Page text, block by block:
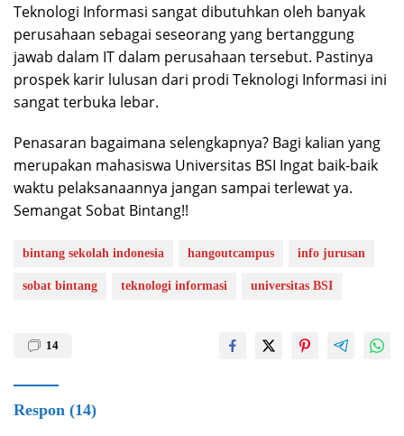
Teknologi Informasi sangat dibutuhkan oleh banyak
perusahaan sebagai seseorang yang bertanggung
jawab dalam IT dalam perusahaan tersebut. Pastinya
prospek karir lulusan dari prodi Teknologi Informasi ini
sangat terbuka lebar.
Penasaran bagaimana selengkapnya? Bagi kalian yang
merupakan mahasiswa Universitas BSI Ingat baik-baik
waktu pelaksanaannya jangan sampai terlewat ya.
Semangat Sobat Bintang!!
bintang sekolah indonesia hangoutcampus info jurusan
sobat bintang teknologi informasi universitas BSI
14
Respon (14)